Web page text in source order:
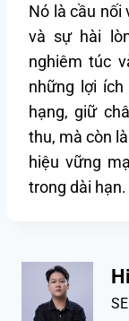
Nó là cầu nối
và sự hài
nghiêm túc
những lợi
hạng, giữ
thu, mà còn
hiệu vững
trong dài hạn.